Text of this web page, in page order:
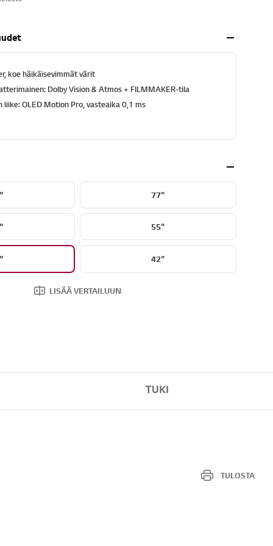
koe häikäisevimmät värit
Dolby Vision & Atmos + FILMMAKER-tila
liike: OLED Motion Pro, vasteaika 0,1 ms
77"
55"
42"
LISÄÄ VERTAILUUN
TUKI
TULOSTA